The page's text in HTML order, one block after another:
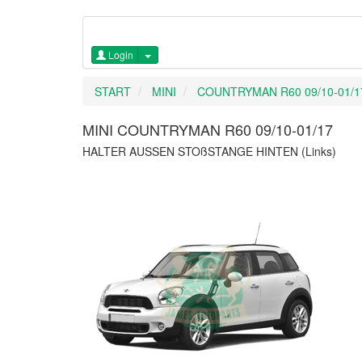
Login
START MINI COUNTRYMAN R60 09/10-01/
MINI COUNTRYMAN R60 09/10-01/17
HALTER AUSSEN STOßSTANGE HINTEN (Links)